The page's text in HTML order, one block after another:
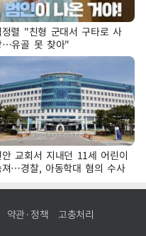
정렬 "친형 군대서 구타로 사
…유골 못 찾아"
안 교회서 지내던 11세 어린이
져…경찰, 아동학대 혐의 수사
약관·정책 고충처리